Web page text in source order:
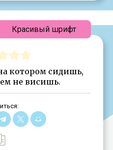
котором сидишь,
не висишь.
Красивый шрифт